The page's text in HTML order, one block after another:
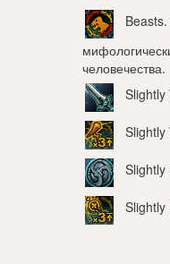
Beasts
человечества.
Slightly
Slightly
Slightly
Slightly